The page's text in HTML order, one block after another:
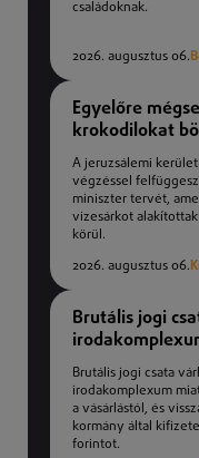
családoknak.
2026. augusztus 06.
Egyelőre
krokodilokat
Izraelben
A jeruzsálemi
végzéssel
miniszter tervét,
vizesárkot
körül.
2026. augusztus 06.
Brutális jogi
Brutális jogi csata
irodakomplexum
a vásárlástól, és
kormány által
forintot.